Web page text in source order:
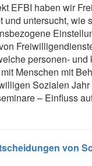
EFBI haben wir
und untersucht, wie
personen-
Menschen mit
Sozialen
– Einfluss
von